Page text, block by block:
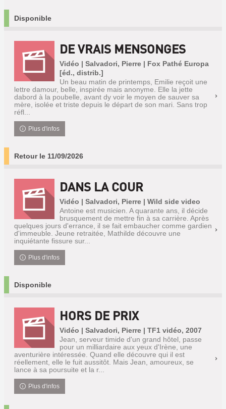
Disponible
DE VRAIS MENSONGES
Vidéo | Salvadori, Pierre | Fox Pathé Europa
[éd., distrib.]
Un beau matin de printemps, Emilie reçoit une
lettre damour, belle, inspirée mais anonyme. Elle la jette
dabord à la poubelle, avant dy voir le moyen de sauver sa
mère, isolée et triste depuis le départ de son mari. Sans trop
réfl...
Plus d'infos
Retour le 11/09/2026
DANS LA COUR
Vidéo | Salvadori, Pierre | Wild side video
Antoine est musicien. A quarante ans, il décide
brusquement de mettre fin à sa carrière. Après
quelques jours d'errance, il se fait embaucher comme gardien
d'immeuble. Jeune retraitée, Mathilde découvre une
inquiétante fissure sur...
Plus d'infos
Disponible
HORS DE PRIX
Vidéo | Salvadori, Pierre | TF1 vidéo, 2007
Jean, serveur timide d'un grand hôtel, passe
pour un milliardaire aux yeux d'Irène, une
aventurière intéressée. Quand elle découvre qui il est
réellement, elle le fuit aussitôt. Mais Jean, amoureux, se
lance à sa poursuite et la r...
Plus d'infos